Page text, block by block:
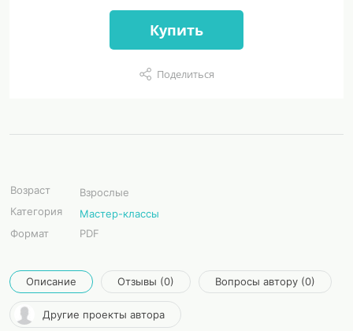
Купить
Поделиться
Возраст
Взрослые
Категория
Мастер-классы
Формат
PDF
Описание Отзывы (0) Вопросы автору (0)
Другие проекты автора